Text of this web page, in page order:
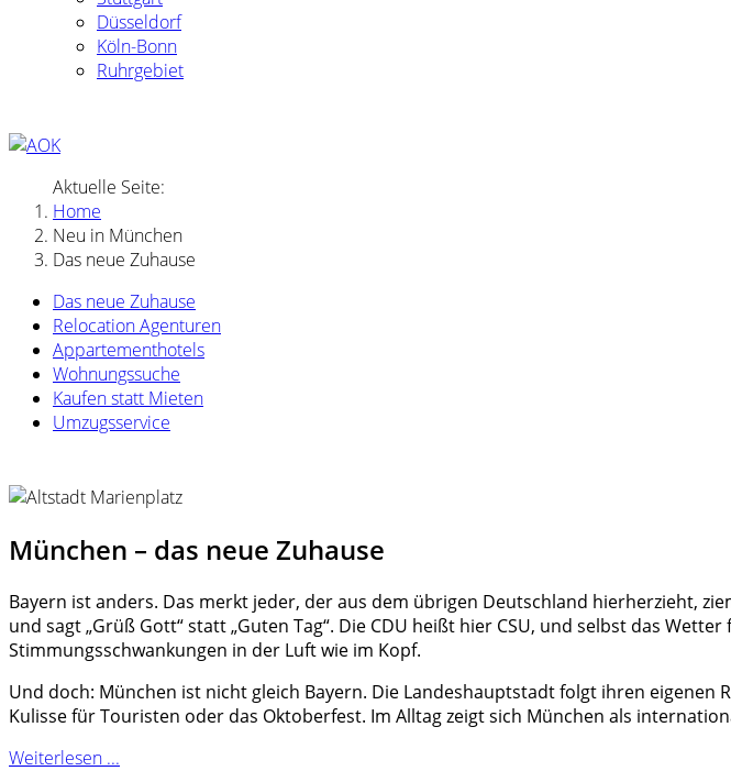
Düsseldorf
Köln-Bonn
Ruhrgebiet
Aktuelle Seite:
Home
Neu in München
Das neue Zuhause
Das neue Zuhause
Relocation Agenturen
Appartementhotels
Wohnungssuche
Kaufen statt Mieten
Umzugsservice
München – das neue Zuhause
Bayern ist anders. Das merkt jeder, der aus dem übrigen Deutschland hierherzieht,
und sagt „Grüß Gott“ statt „Guten Tag“. Die CDU heißt hier CSU, und selbst das
Stimmungsschwankungen in der Luft wie im Kopf.
Und doch: München ist nicht gleich Bayern. Die Landeshauptstadt folgt ihren
Kulisse für Touristen oder das Oktoberfest. Im Alltag zeigt sich München als
Weiterlesen ...